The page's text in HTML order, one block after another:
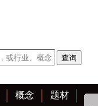
概念 题材